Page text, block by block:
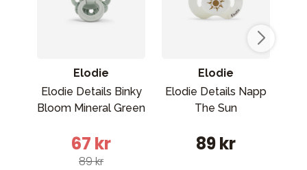
Elodie
Elodie Details Binky
Bloom Mineral Green
67 kr
89 kr
Elodie
Elodie Details Napp
The Sun
89 kr